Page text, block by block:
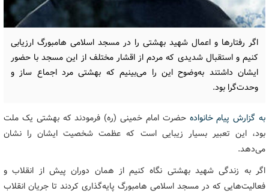
اگر رفتارها و اعمال شهید بهشتی را در مسجد اسلامی هامبورگ ارزیابی
کنیم و استقبال شدیدی که مردم از اقشار مختلف از این مسجد با حضور
ایشان داشتند به‌وضوح این را می‌بینیم که بهشتی مرد اجماع ساز و
وحدت‌گرا بود.
به گزارش پیام خانواده حضرت امام خمینی (ره) فرمودند که بهشتی یک ملت
بود، این تعبیر بسیار زیبایی است که عظمت شخصیت ایشان را نشان
می‌دهد.
اگر به زندگی شهید بهشتی نگاه کنیم از همان دوران پیش از انقلاب و
فعالیت‌هایی که در مسجد اسلامی هامبورگ پایه‌گذاری کردند تا جریان انقلاب